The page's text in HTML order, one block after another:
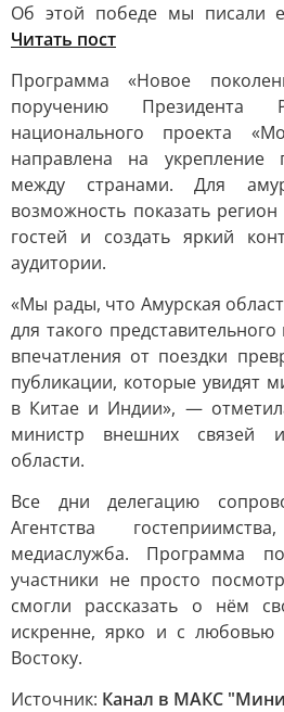
Об этой победе мы писали
Читать пост
Программа «Новое
поручению
национального проекта
направлена на укрепление
между странами. Для
возможность показать
гостей и создать яркий
аудитории.
«Мы рады, что Амурская
для такого
впечатления от поездки
публикации, которые увидят
в Китае и Индии», —
министр внешних связей
области.
Все дни делегацию
Агентства
медиаслужба. Программа
участники не просто
смогли рассказать о нём
искренне, ярко и с любовью
Востоку.
Источник: Канал в МАКС